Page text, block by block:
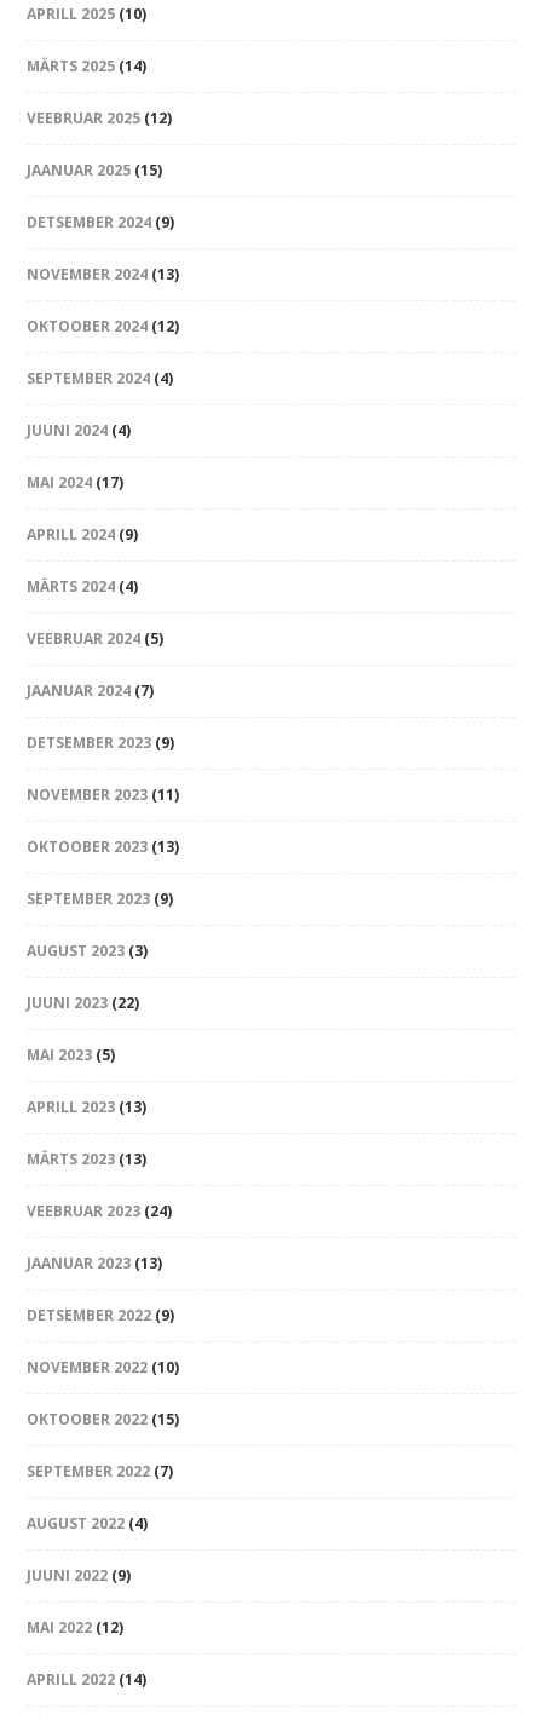
APRILL 2025 (10)
MÄRTS 2025 (14)
VEEBRUAR 2025 (12)
JAANUAR 2025 (15)
DETSEMBER 2024 (9)
NOVEMBER 2024 (13)
OKTOOBER 2024 (12)
SEPTEMBER 2024 (4)
JUUNI 2024 (4)
MAI 2024 (17)
APRILL 2024 (9)
MÄRTS 2024 (4)
VEEBRUAR 2024 (5)
JAANUAR 2024 (7)
DETSEMBER 2023 (9)
NOVEMBER 2023 (11)
OKTOOBER 2023 (13)
SEPTEMBER 2023 (9)
AUGUST 2023 (3)
JUUNI 2023 (22)
MAI 2023 (5)
APRILL 2023 (13)
MÄRTS 2023 (13)
VEEBRUAR 2023 (24)
JAANUAR 2023 (13)
DETSEMBER 2022 (9)
NOVEMBER 2022 (10)
OKTOOBER 2022 (15)
SEPTEMBER 2022 (7)
AUGUST 2022 (4)
JUUNI 2022 (9)
MAI 2022 (12)
APRILL 2022 (14)